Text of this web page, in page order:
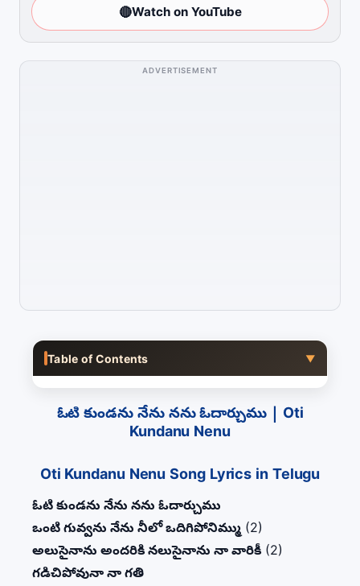
🔴Watch on YouTube
ADVERTISEMENT
Table of Contents ▼
ఓటి కుండను నేను నను ఓదార్చుము | Oti
Kundanu Nenu
Oti Kundanu Nenu Song Lyrics in Telugu
ఓటి కుండను నేను నను ఓదార్చుము
ఒంటి గువ్వను నేను నీలో ఒదిగిపోనిమ్ము (2)
అలుసైనాను అందరికి నలుసైనాను నా వారికీ (2)
గడిచిపోవునా నా గతి